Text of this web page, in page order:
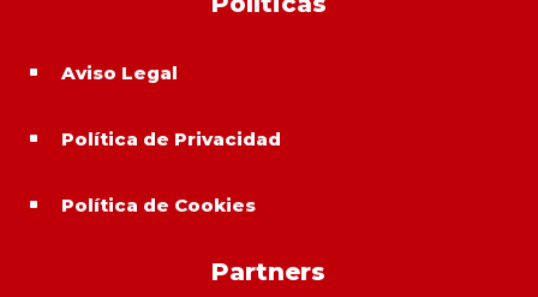
^ Aviso Legal
^ Política de Privacidad
^ Política de Cookies
Partners